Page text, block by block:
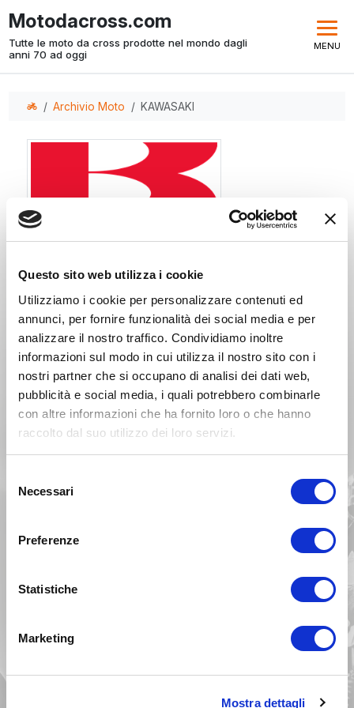
Questo sito web utilizza i cookie
Utilizziamo i cookie per personalizzare contenuti ed
annunci, per fornire funzionalità dei social media e per
analizzare il nostro traffico. Condividiamo inoltre
informazioni sul modo in cui utilizza il nostro sito con i
nostri partner che si occupano di analisi dei dati web,
pubblicità e social media, i quali potrebbero combinarle
con altre informazioni che ha fornito loro o che hanno
raccolto dal suo utilizzo dei loro servizi.
delNecessari
Preferenze
Statistiche
Marketing
Mostra dettagli
Motodacross.com
Tutte le moto da cross prodotte nel mondo dagli
anni 70 ad oggi
MENU
Archivio Moto KAWASAKI
Seleziona un modello cross
KX 100 KX 125 KX 250 KX 400
KXF 450
Seleziona un modello enduro
KLX 450R